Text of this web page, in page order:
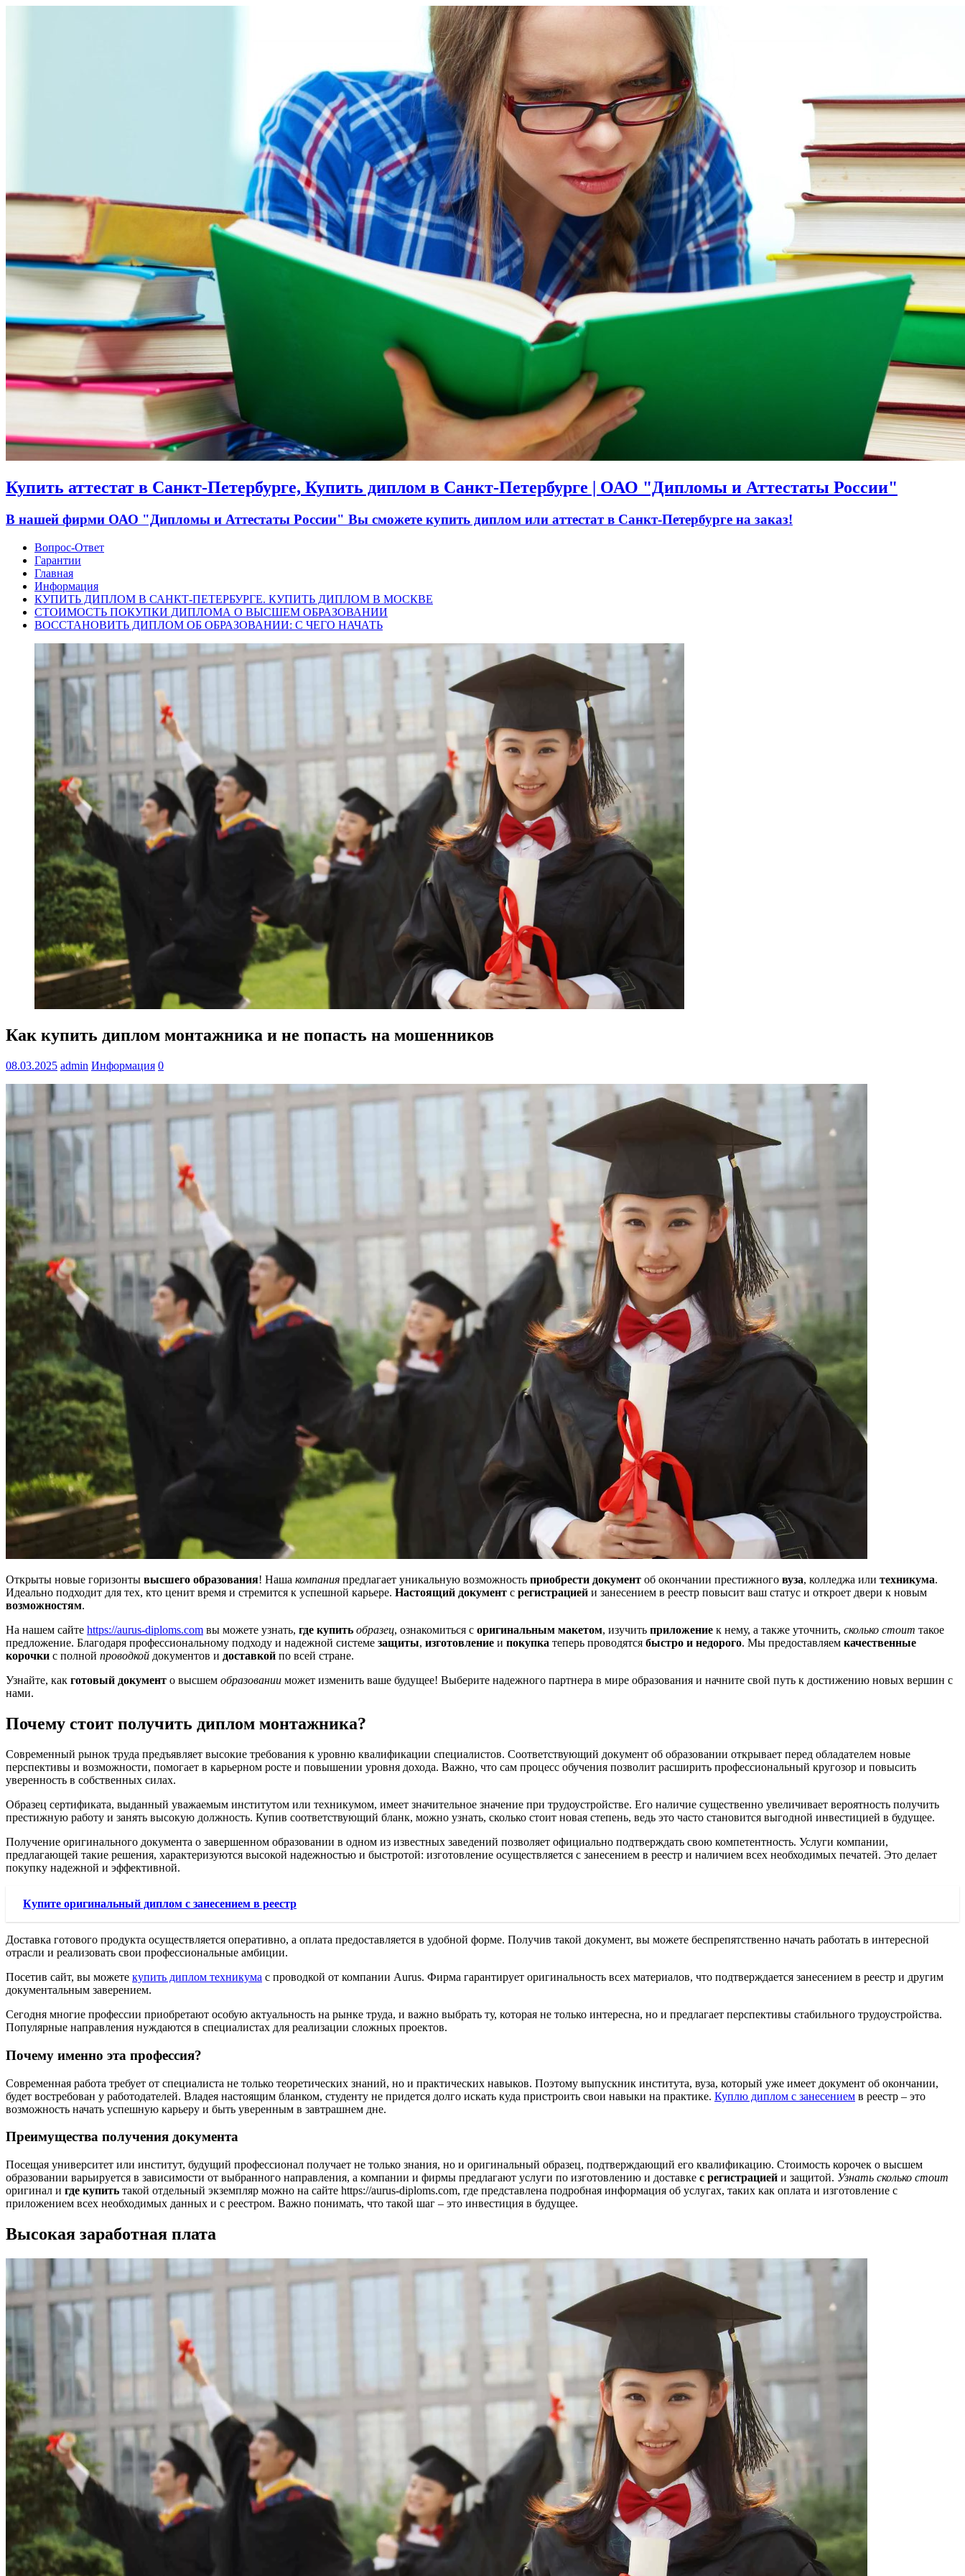
Купить аттестат в Санкт-Петербурге, Купить диплом в Санкт-Петербурге | ОАО "Дипломы и Аттестаты России"
В нашей фирми ОАО "Дипломы и Аттестаты России" Вы сможете купить диплом или аттестат в Санкт-Петербурге на заказ!
Вопрос-Ответ
Гарантии
Главная
Информация
КУПИТЬ ДИПЛОМ В САНКТ-ПЕТЕРБУРГЕ. КУПИТЬ ДИПЛОМ В МОСКВЕ
СТОИМОСТЬ ПОКУПКИ ДИПЛОМА О ВЫСШЕМ ОБРАЗОВАНИИ
ВОССТАНОВИТЬ ДИПЛОМ ОБ ОБРАЗОВАНИИ: С ЧЕГО НАЧАТЬ
Как купить диплом монтажника и не попасть на мошенников
08.03.2025 admin Информация 0
Открыты новые горизонты высшего образования! Наша компания предлагает уникальную возможность приобрести документ об окончании престижного вуза, колледжа или техникума.
Идеально подходит для тех, кто ценит время и стремится к успешной карьере. Настоящий документ с регистрацией и занесением в реестр повысит ваш статус и откроет двери к новым
возможностям.
На нашем сайте https://aurus-diploms.com вы можете узнать, где купить образец, ознакомиться с оригинальным макетом, изучить приложение к нему, а также уточнить, сколько стоит такое
предложение. Благодаря профессиональному подходу и надежной системе защиты, изготовление и покупка теперь проводятся быстро и недорого. Мы предоставляем качественные
корочки с полной проводкой документов и доставкой по всей стране.
Узнайте, как готовый документ о высшем образовании может изменить ваше будущее! Выберите надежного партнера в мире образования и начните свой путь к достижению новых вершин с
нами.
Почему стоит получить диплом монтажника?
Современный рынок труда предъявляет высокие требования к уровню квалификации специалистов. Соответствующий документ об образовании открывает перед обладателем новые
перспективы и возможности, помогает в карьерном росте и повышении уровня дохода. Важно, что сам процесс обучения позволит расширить профессиональный кругозор и повысить
уверенность в собственных силах.
Образец сертификата, выданный уважаемым институтом или техникумом, имеет значительное значение при трудоустройстве. Его наличие существенно увеличивает вероятность получить
престижную работу и занять высокую должность. Купив соответствующий бланк, можно узнать, сколько стоит новая степень, ведь это часто становится выгодной инвестицией в будущее.
Получение оригинального документа о завершенном образовании в одном из известных заведений позволяет официально подтверждать свою компетентность. Услуги компании,
предлагающей такие решения, характеризуются высокой надежностью и быстротой: изготовление осуществляется с занесением в реестр и наличием всех необходимых печатей. Это делает
покупку надежной и эффективной.
Купите оригинальный диплом с занесением в реестр
Доставка готового продукта осуществляется оперативно, а оплата предоставляется в удобной форме. Получив такой документ, вы можете беспрепятственно начать работать в интересной
отрасли и реализовать свои профессиональные амбиции.
Посетив сайт, вы можете купить диплом техникума с проводкой от компании Aurus. Фирма гарантирует оригинальность всех материалов, что подтверждается занесением в реестр и другим
документальным заверением.
Сегодня многие профессии приобретают особую актуальность на рынке труда, и важно выбрать ту, которая не только интересна, но и предлагает перспективы стабильного трудоустройства.
Популярные направления нуждаются в специалистах для реализации сложных проектов.
Почему именно эта профессия?
Современная работа требует от специалиста не только теоретических знаний, но и практических навыков. Поэтому выпускник института, вуза, который уже имеет документ об окончании,
будет востребован у работодателей. Владея настоящим бланком, студенту не придется долго искать куда пристроить свои навыки на практике. Куплю диплом с занесением в реестр – это
возможность начать успешную карьеру и быть уверенным в завтрашнем дне.
Преимущества получения документа
Посещая университет или институт, будущий профессионал получает не только знания, но и оригинальный образец, подтверждающий его квалификацию. Стоимость корочек о высшем
образовании варьируется в зависимости от выбранного направления, а компании и фирмы предлагают услуги по изготовлению и доставке с регистрацией и защитой. Узнать сколько стоит
оригинал и где купить такой отдельный экземпляр можно на сайте https://aurus-diploms.com, где представлена подробная информация об услугах, таких как оплата и изготовление с
приложением всех необходимых данных и с реестром. Важно понимать, что такой шаг – это инвестиция в будущее.
Высокая заработная плата